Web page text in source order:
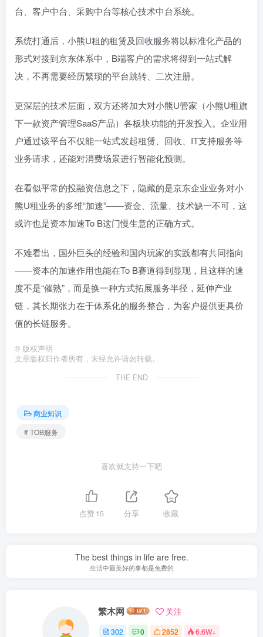
台、客户中台、采购中台等核心技术中台系统。
系统打通后，小熊U租的租赁及回收服务将以标准化产品的
形式对接到京东体系中，B端客户的需求将得到一站式解
决，不再需要经历繁琐的平台跳转、二次注册。
更深层的技术层面，双方还将加大对小熊U管家（小熊U租旗
下一款资产管理SaaS产品）各板块功能的开发投入。企业用
户通过该平台不仅能一站式发起租赁、回收、IT支持服务等
业务请求，还能对消费场景进行智能化预测。
在看似平常的投融资信息之下，隐藏的是京东企业业务对小
熊U租业务的多维“加速”——资金、流量、技术缺一不可，这
或许也是资本加速To B这门慢生意的正确方式。
不难看出，国外巨头的经验和国内玩家的实践都有共同指向
——资本的加速作用也能在To B赛道得到显现，且这样的速
度不是“催熟”，而是换一种方式拓展服务半径，延伸产业
链，其长期张力在于体系化的服务整合，为客户提供更具价
值的长链服务。
© 版权声明
文章版权归作者所有，未经允许请勿转载。
THE END
商业知识
# TOB服务
喜欢就支持一下吧
点赞15 分享 收藏
The best things in life are free.
生活中最美好的事都是免费的
繁木网 关注
302 0 2852 6.6W+